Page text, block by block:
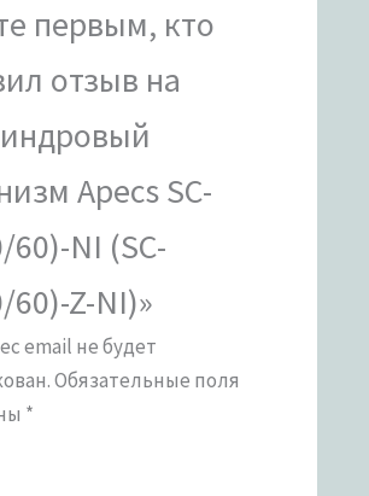
первым, кто
отзыв на
Apecs SC-
60)-NI (SC-
60)-Z-NI)»
email не будет
Обязательные поля
*